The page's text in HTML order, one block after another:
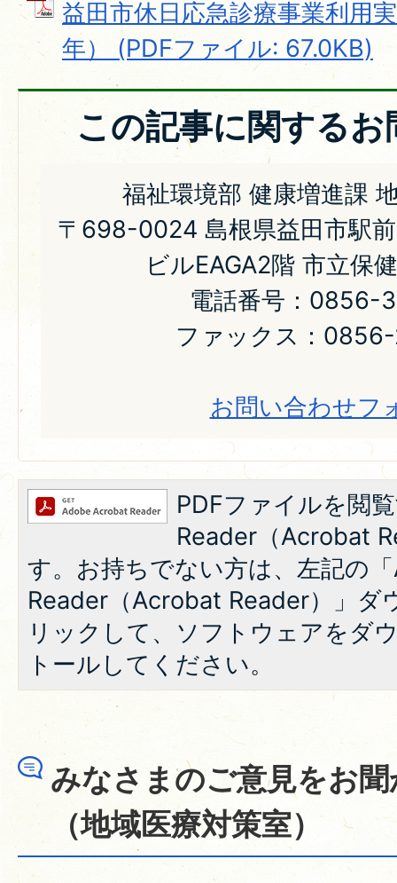
益田市休日応急診療事業利用
年） (PDFファイル: 67.0KB)
この記事に関する
福祉環境部 健康増進課
〒698-0024 島根県益田市駅
ビルEAGA2階 市立保
電話番号：0856-
ファックス：
お問い合わせフ
PDFファイルを閲
Reader（Acrobat
す。お持ちでない方は、左記の
Reader（Acrobat Reader）」ダ
リックして、ソフトウェアをダ
トールしてください。
みなさまのご意見をお
（地域医療対策室）